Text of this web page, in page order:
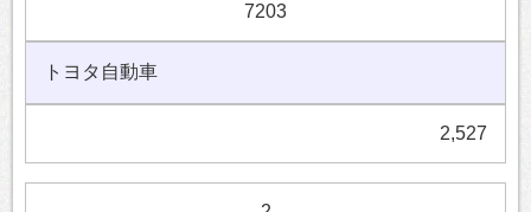
7203
トヨタ自動車
2,527